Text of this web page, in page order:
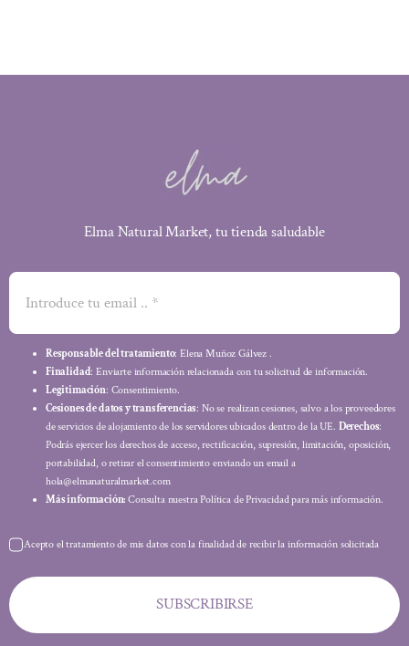
Elma Natural Market, tu tienda saludable
Responsable del tratamiento: Elena Muñoz Gálvez .
Finalidad: Enviarte información relacionada con tu solicitud de información.
Legitimación: Consentimiento.
Cesiones de datos y transferencias: No se realizan cesiones, salvo a los proveedores
de servicios de alojamiento de los servidores ubicados dentro de la UE. Derechos:
Podrás ejercer los derechos de acceso, rectificación, supresión, limitación, oposición,
portabilidad, o retirar el consentimiento enviando un email a
hola@elmanaturalmarket.com
Más información: Consulta nuestra Política de Privacidad para más información.
Acepto el tratamiento de mis datos con la finalidad de recibir la información solicitada
SUBSCRIBIRSE